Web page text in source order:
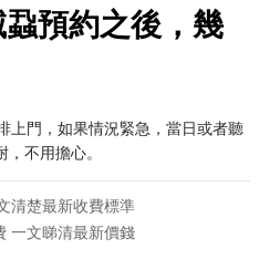
預約之後，幾
上門，如果情況緊急，當日或者聽
不用擔心。
清楚最新收費標準
一文睇清最新價錢